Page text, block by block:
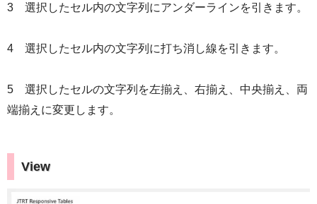
3 選択したセル内の文字列にアンダーラインを引きます。
4 選択したセル内の文字列に打ち消し線を引きます。
5 選択したセルの文字列を左揃え、右揃え、中央揃え、両
端揃えに変更します。
View